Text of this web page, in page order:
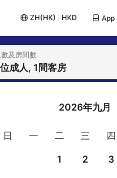
ZH(HK) HKD App
2026年九月
日 一 二 三 四
1
2 3
數及房間數
成人, 1間客房